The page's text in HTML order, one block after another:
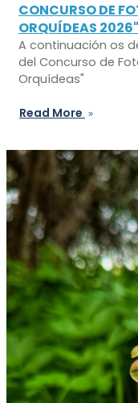
CONCURSO DE
ORQUÍDEAS 2026"
A continuación os
del Concurso de
Orquídeas"
Read More